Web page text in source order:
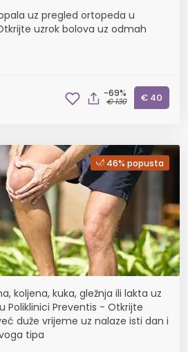
uz pregled ortopeda u
uzrok bolova uz odmah
-69%
€ 130 € 40
46% popusta
koljena, kuka, gležnja ili lakta uz
Poliklinici Preventis - Otkrijte
duže vrijeme uz nalaze isti dan i
tipa